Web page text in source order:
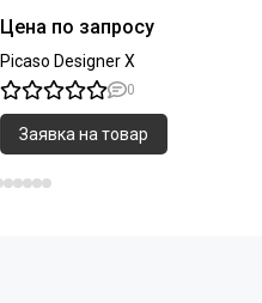
Цена по запросу
Picaso Designer X
0
Заявка на товар